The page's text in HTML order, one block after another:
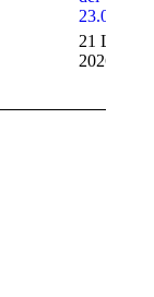
21 Luglio
2026